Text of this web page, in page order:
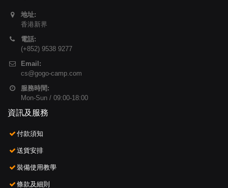
地址:
香港新界
電話:
(+852) 9538 9277
Email:
cs@gogo-camp.com
服務時間:
Mon-Sun / 09:00-18:00
資訊及服務
付款須知
送貨安排
裝備使用教學
條款及細則